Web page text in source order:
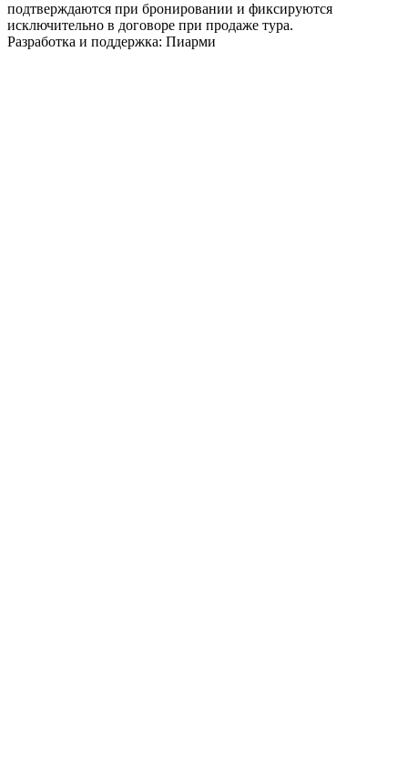
подтверждаются при бронировании и фиксируются
исключительно в договоре при продаже тура.
Разработка и поддержка: Пиарми